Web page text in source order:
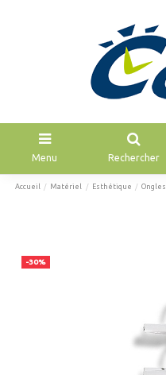
Menu Rechercher
Accueil Matériel Esthétique Ongles
-30%